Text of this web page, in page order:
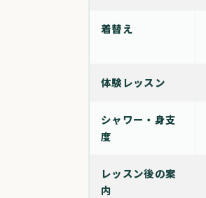
着替え
体験レッスン
シャワー・身支
度
レッスン後の案
内